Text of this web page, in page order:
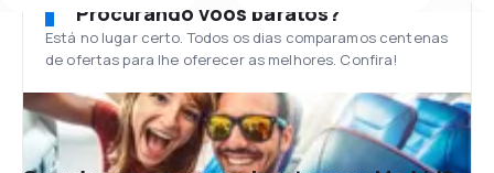
Procurando voos baratos?
Está no lugar certo. Todos os dias comparamos centenas
de ofertas para lhe oferecer as melhores. Confira!